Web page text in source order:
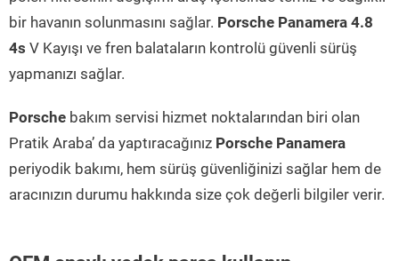
bir havanın solunmasını sağlar. Porsche Panamera 4.8
4s V Kayışı ve fren balataların kontrolü güvenli sürüş
yapmanızı sağlar.
Porsche bakım servisi hizmet noktalarından biri olan
Pratik Araba’ da yaptıracağınız Porsche Panamera
periyodik bakımı, hem sürüş güvenliğinizi sağlar hem de
aracınızın durumu hakkında size çok değerli bilgiler verir.